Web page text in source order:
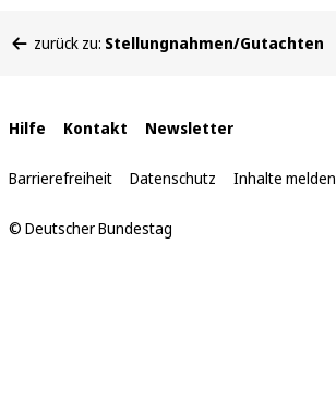
befinden
zurück zu: Stellungnahmen/Gutachten
Interne
Links
Hilfe Kontakt Newsletter
Barrierefreiheit Datenschutz Inhalte melden
© Deutscher Bundestag